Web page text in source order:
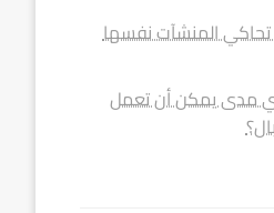
تحاكي المنشآت نفسها
أي مدى يمكن أن تعمل